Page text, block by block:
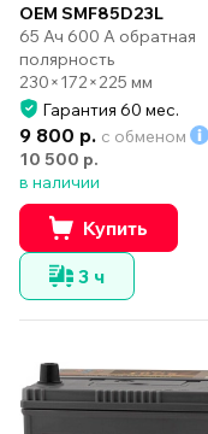
OEM SMF85D23L
65 Ач 600 А обратная
полярность
230×172×225 мм
Гарантия 60 мес.
9 800 р. с обменом
10 500 р.
в наличии
Купить
3 ч